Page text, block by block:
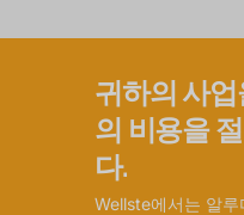
귀하의 사
의 비용을
다.
Wellste에서는 알